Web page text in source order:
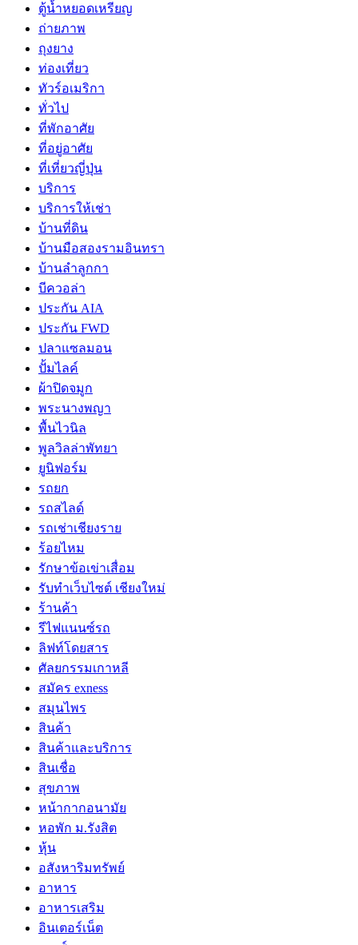
ตู้น้ำหยอดเหรียญ
ถ่ายภาพ
ถุงยาง
ท่องเที่ยว
ทัวร์อเมริกา
ทั่วไป
ที่พักอาศัย
ที่อยู่อาศัย
ที่เที่ยวญี่ปุ่น
บริการ
บริการให้เช่า
บ้านที่ดิน
บ้านมือสองรามอินทรา
บ้านลำลูกกา
บีควอล่า
ประกัน AIA
ประกัน FWD
ปลาแซลมอน
ปั้มไลค์
ผ้าปิดจมูก
พระนางพญา
พื้นไวนิล
พูลวิลล่าพัทยา
ยูนิฟอร์ม
รถยก
รถสไลด์
รถเช่าเชียงราย
ร้อยไหม
รักษาข้อเข่าเสื่อม
รับทำเว็บไซต์ เชียงใหม่
ร้านค้า
รีไฟแนนซ์รถ
ลิฟท์โดยสาร
ศัลยกรรมเกาหลี
สมัคร exness
สมุนไพร
สินค้า
สินค้าและบริการ
สินเชื่อ
สุขภาพ
หน้ากากอนามัย
หอพัก ม.รังสิต
หุ้น
อสังหาริมทรัพย์
อาหาร
อาหารเสริม
อินเตอร์เน็ต